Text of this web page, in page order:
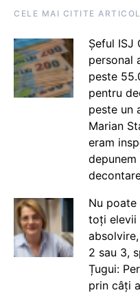
CELE MAI CITITE
Șeful ISJ
personal
peste
pentru
peste un
Marian
eram
Nu
toți elevii
2 sau 3,
Țugui:
prin câți